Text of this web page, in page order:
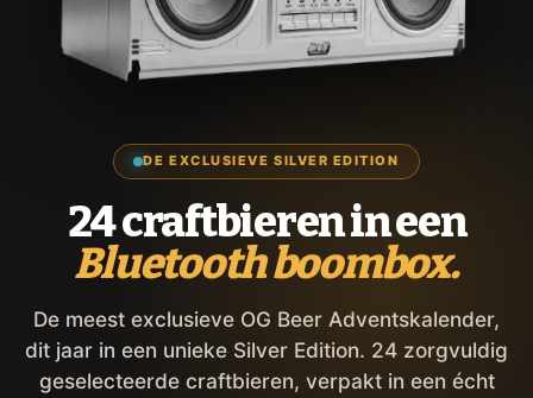
DE EXCLUSIEVE SILVER EDITION
24 craftbieren in een
Bluetooth boombox.
De meest exclusieve OG Beer Adventskalender,
dit jaar in een unieke Silver Edition. 24 zorgvuldig
geselecteerde craftbieren, verpakt in een écht